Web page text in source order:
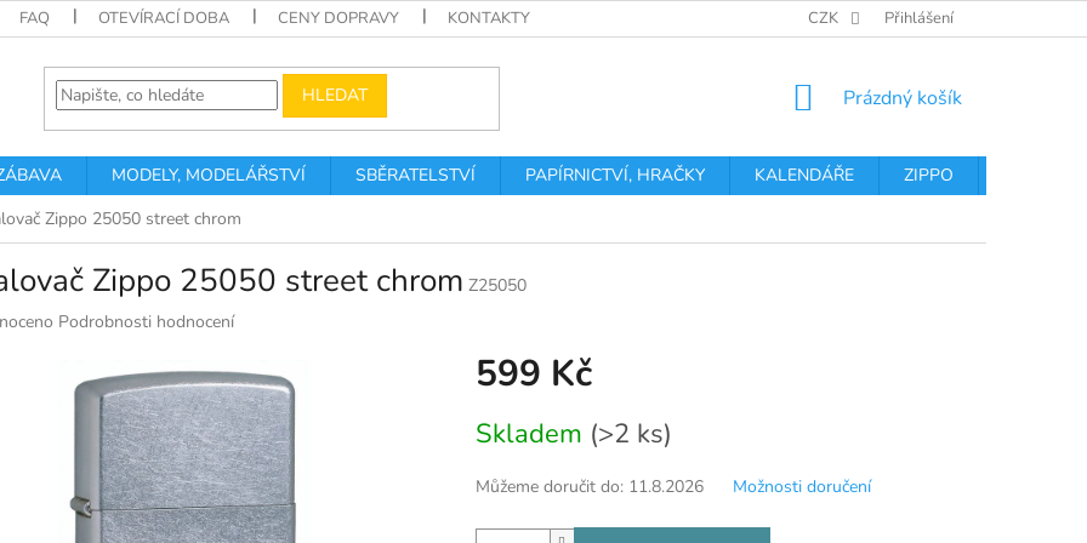
FAQ OTEVÍRACÍ DOBA CENY DOPRAVY KONTAKTY PODMÍNKY OCHRANY OSOBNÍCH
CZK Přihlášení
HLEDAT
NÁKUPNÍ
Prázdný košík
MODELY, MODELÁŘSTVÍ SBĚRATELSTVÍ PAPÍRNICTVÍ, HRAČKY KALENDÁŘE ZIPPO
Zippo 25050 street chrom
Zippo 25050 street chrom Z25050
Podrobnosti hodnocení
599 Kč
cena:
Skladem (>2 ks)
Můžeme doručit do: 11.8.2026 Možnosti doručení